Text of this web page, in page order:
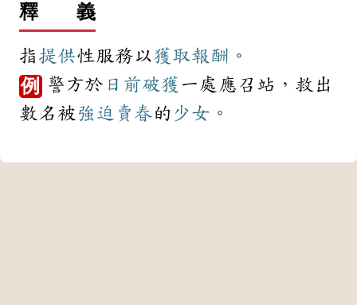
釋 義
指 提供性服務以獲取報酬 。
例 警方於 日前破獲 一處應召站，救出
數名被 強迫 賣春的 少女 。